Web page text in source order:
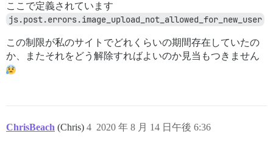
ここで定義されています
js.post.errors.image_upload_not_allowed_for_new_user
この制限が私のサイトでどれくらいの期間存在していたの
か、またそれをどう解除すればよいのか見当もつきません
ChrisBeach (Chris) 2020 年 8 月 14 日午後 6:36
4